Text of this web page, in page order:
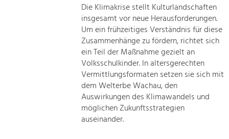
Die Klimakrise stellt Kulturlandschaften
insgesamt vor neue Herausforderungen.
Um ein frühzeitiges Verständnis für diese
Zusammenhänge zu fördern, richtet sich
ein Teil der Maßnahme gezielt an
Volksschulkinder. In altersgerechten
Vermittlungsformaten setzen sie sich mit
dem Welterbe Wachau, den
Auswirkungen des Klimawandels und
möglichen Zukunftsstrategien
auseinander.